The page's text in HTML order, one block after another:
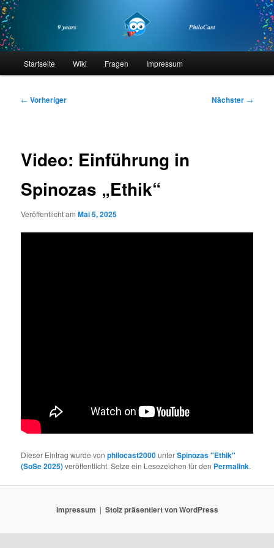
Zum
primären
Inhalt
springenphilocast
Startseite Wiki Fragen Impressum
Beitragsnavigation
← Vorheriger Nächster →
Video: Einführung in
Spinozas „Ethik“
Veröffentlicht amMai 5, 2025
Dieser Eintrag wurde vonphilocast2000unterSpinozas "Ethik"
(SoSe 2025)veröffentlicht. Setze ein Lesezeichen für den Permalink.
Impressum Stolz präsentiert von WordPress